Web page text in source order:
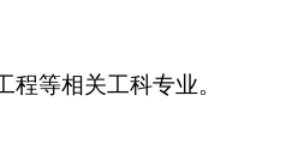
等相关工科专业。